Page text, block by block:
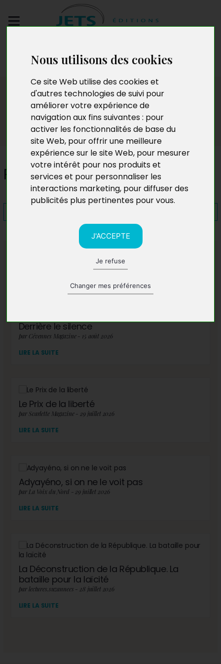
Nous utilisons des cookies
Ce site Web utilise des cookies et
d'autres technologies de suivi pour
améliorer votre expérience de
navigation aux fins suivantes : pour
activer les fonctionnalités de base du
site Web, pour offrir une meilleure
expérience sur le site Web, pour mesurer
votre intérêt pour nos produits et
services et pour personnaliser les
interactions marketing, pour diffuser des
publicités plus pertinentes pour vous.
J'ACCEPTE
Je refuse
Changer mes préférences
manuscrit
Presse
Rosa M. Le Mer
A lire également
Derrière le silence
par Cévennes Magazine - 15 août 2026
LIRE LA SUITE
Le Prix de la liberté
par Scarlette Magazine - 29 juillet 2026
LIRE LA SUITE
Adyayéno, si on ne le voit pas
par La Voix du Nord - 29 juillet 2026
LIRE LA SUITE
La Déconstruction de la République. La
bataille pour la laïcité
par lectures.suzannees - 28 juillet 2026
LIRE LA SUITE